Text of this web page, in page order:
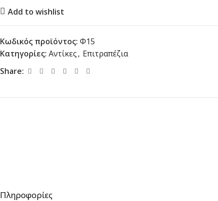
Add to wishlist
Κωδικός προϊόντος: Φ15
Κατηγορίες: Αντίκες, Επιτραπέζια
Share:
Πληροφορίες